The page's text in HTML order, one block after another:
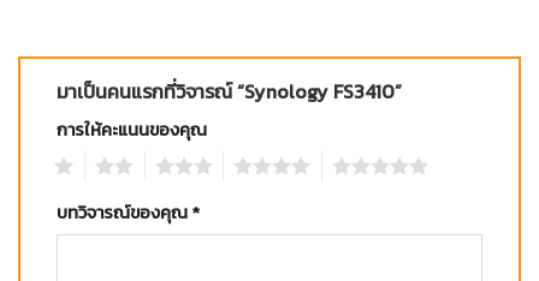
มาเป็นคนแรกที่วิจารณ์ “Synology FS3410”
การให้คะแนนของคุณ
บทวิจารณ์ของคุณ*